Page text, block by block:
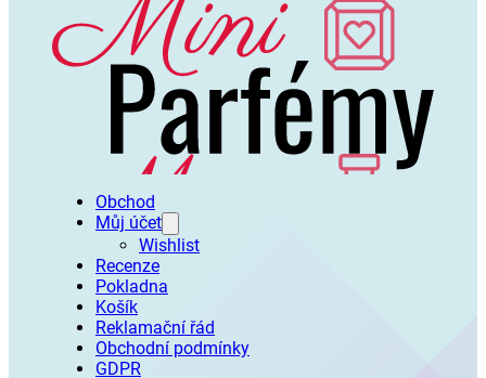
Obchod
Můj účet
Wishlist
Recenze
Pokladna
Košík
Reklamační řád
Obchodní podmínky
GDPR